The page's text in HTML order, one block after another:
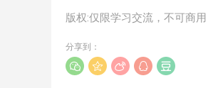
版权:仅限学习交流，不可商用
分享到：